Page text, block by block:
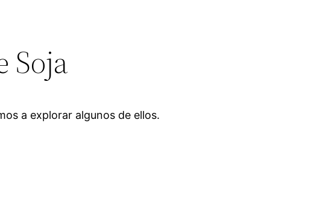
Soja
a explorar algunos de ellos.